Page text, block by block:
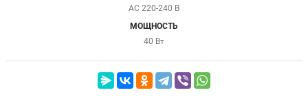
AC 220-240 В
МОЩНОСТЬ
40 Вт